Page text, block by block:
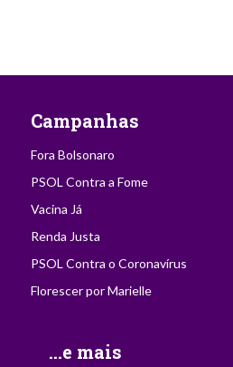
Campanhas
Fora Bolsonaro
PSOL Contra a Fome
Vacina Já
Renda Justa
PSOL Contra o Coronavírus
Florescer por Marielle
...e mais